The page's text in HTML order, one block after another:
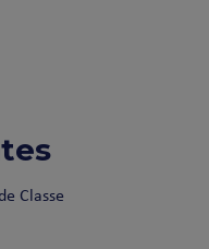
Classe